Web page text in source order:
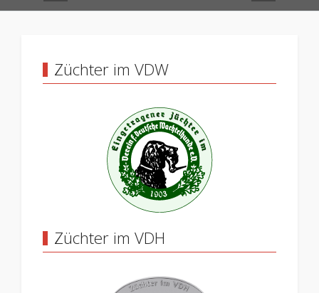
Züchter im VDW
Züchter im VDH